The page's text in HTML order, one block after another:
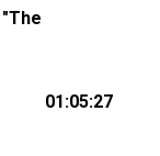
⁠⁠⁠⁠@lesbout_br⁠⁠⁠⁠
Fentanes
de
01:05:27